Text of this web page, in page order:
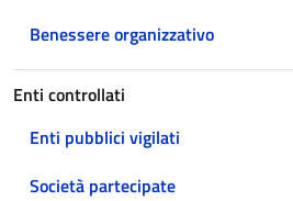
Benessere organizzativo
Enti controllati
Enti pubblici vigilati
Società partecipate